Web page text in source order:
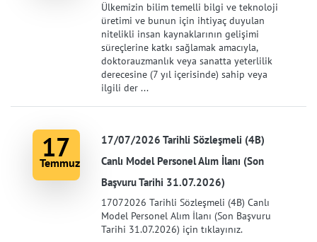
Ülkemizin bilim temelli bilgi ve teknoloji
üretimi ve bunun için ihtiyaç duyulan
nitelikli insan kaynaklarının gelişimi
süreçlerine katkı sağlamak amacıyla,
doktorauzmanlık veya sanatta yeterlilik
derecesine (7 yıl içerisinde) sahip veya
ilgili der ...
17
Temmuz
17/07/2026 Tarihli Sözleşmeli (4B)
Canlı Model Personel Alım İlanı (Son
Başvuru Tarihi 31.07.2026)
17072026 Tarihli Sözleşmeli (4B) Canlı
Model Personel Alım İlanı (Son Başvuru
Tarihi 31.07.2026) için tıklayınız.